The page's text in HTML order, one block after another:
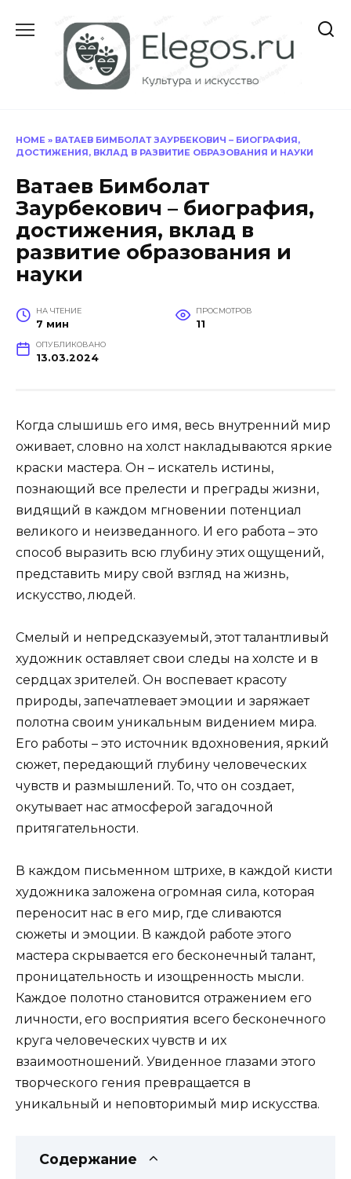
содержанию
HOME » ВАТАЕВ БИМБОЛАТ ЗАУРБЕКОВИЧ – БИОГРАФИЯ,
ДОСТИЖЕНИЯ, ВКЛАД В РАЗВИТИЕ ОБРАЗОВАНИЯ И НАУКИ
Ватаев Бимболат
Заурбекович – биография,
достижения, вклад в
развитие образования и
науки
НА ЧТЕНИЕ
7 мин
ПРОСМОТРОВ
11
ОПУБЛИКОВАНО
13.03.2024
Когда слышишь его имя, весь внутренний мир
оживает, словно на холст накладываются яркие
краски мастера. Он – искатель истины,
познающий все прелести и преграды жизни,
видящий в каждом мгновении потенциал
великого и неизведанного. И его работа – это
способ выразить всю глубину этих ощущений,
представить миру свой взгляд на жизнь,
искусство, людей.
Смелый и непредсказуемый, этот талантливый
художник оставляет свои следы на холсте и в
сердцах зрителей. Он воспевает красоту
природы, запечатлевает эмоции и заряжает
полотна своим уникальным видением мира.
Его работы – это источник вдохновения, яркий
сюжет, передающий глубину человеческих
чувств и размышлений. То, что он создает,
окутывает нас атмосферой загадочной
притягательности.
В каждом письменном штрихе, в каждой кисти
художника заложена огромная сила, которая
переносит нас в его мир, где сливаются
сюжеты и эмоции. В каждой работе этого
мастера скрывается его бесконечный талант,
проницательность и изощренность мысли.
Каждое полотно становится отражением его
личности, его восприятия всего бесконечного
круга человеческих чувств и их
взаимоотношений. Увиденное глазами этого
творческого гения превращается в
уникальный и неповторимый мир искусства.
Содержание